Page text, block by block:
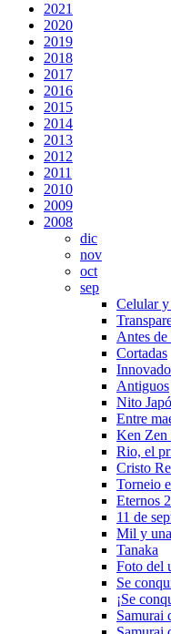
2021
2020
2019
2018
2017
2016
2015
2014
2013
2012
2011
2010
2009
2008
dic
nov
oct
sep
Celular
Antes de
Cortadas
Antiguos
Nito
Entre
Ken
Rio, el
Cristo
Torneio
Eternos
11 de
Mil y
Tanaka
Foto del
Se
¡Se
Samurai